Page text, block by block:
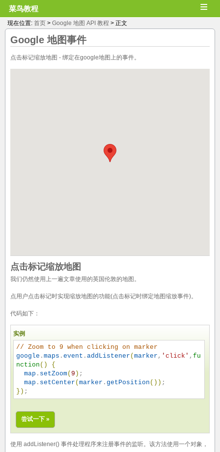
菜鸟教程 ≡
现在位置: 首页 > Google 地图 API 教程 > 正文
Google 地图事件
点击标记缩放地图 - 绑定在google地图上的事件。
点击标记缩放地图
我们仍然使用上一遍文章使用的英国伦敦的地图。
点用户点击标记时实现缩放地图的功能(点击标记时绑定地图缩放事件)。
代码如下：
实例
// Zoom to 9 when clicking on marker
google . maps . event . addListener ( marker , ' click ' , fu
nction ( )
{
map . setZoom( 9 ) ;
map . setCenter ( marker . getPosition ( ) )
} ) ;
尝试一下 »
使用 addListener() 事件处理程序来注册事件的监听。该方法使用一个对象，